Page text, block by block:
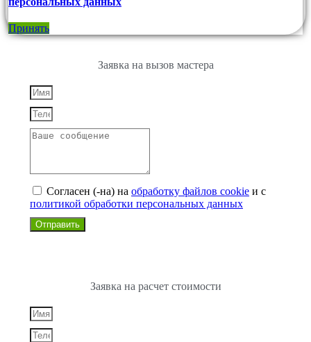
Принять
Заявка на вызов мастера
Согласен (-на) на обработку файлов cookie и с
политикой обработки персональных данных
Отправить
Заявка на расчет стоимости